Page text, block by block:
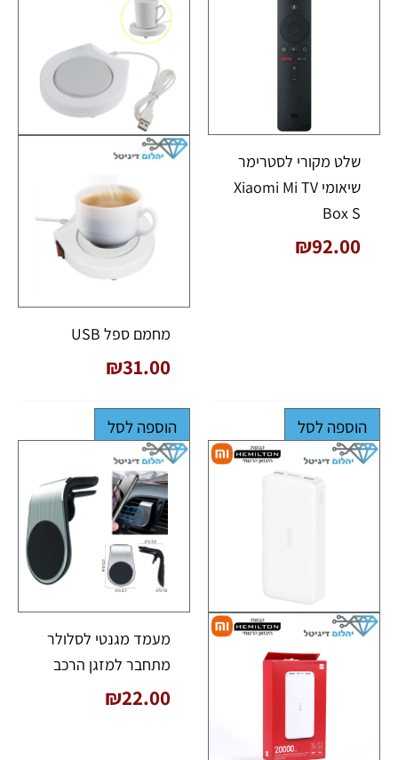
שלט מקורי לסטרימר
שיאומי Xiaomi Mi TV
Box S
₪92.00
הוספה לסל
מחמם ספל USB
₪31.00
הוספה לסל
מעמד מגנטי לסלולר
מתחבר למזגן הרכב
₪22.00